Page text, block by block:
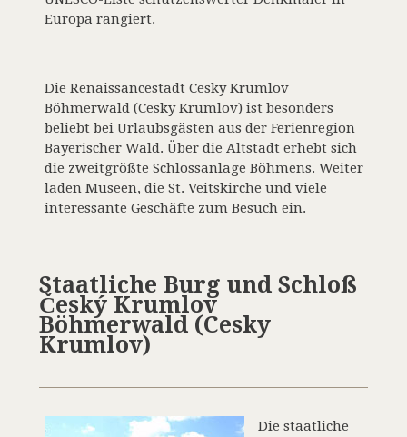
Europa rangiert.
Die Renaissancestadt Cesky Krumlov
Böhmerwald (Cesky Krumlov) ist besonders
beliebt bei Urlaubsgästen aus der Ferienregion
Bayerischer Wald. Über die Altstadt erhebt sich
die zweitgrößte Schlossanlage Böhmens. Weiter
laden Museen, die St. Veitskirche und viele
interessante Geschäfte zum Besuch ein.
Staatliche Burg und Schloß
Český Krumlov
Böhmerwald (Cesky
Krumlov)
Die staatliche